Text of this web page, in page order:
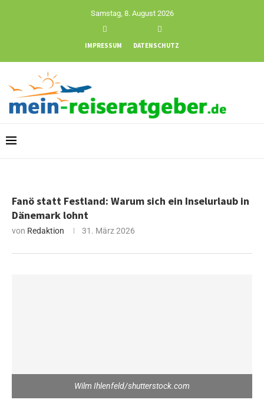
Samstag, 8. August 2026
IMPRESSUM DATENSCHUTZ
Fanö statt Festland: Warum sich ein Inselurlaub in
Dänemark lohnt
von Redaktion 31. März 2026
Wilm Ihlenfeld/shutterstock.com